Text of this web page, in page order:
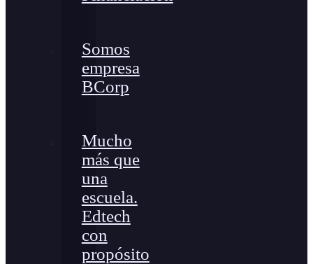
Somos
empresa
BCorp
Mucho
más que
una
escuela.
Edtech
con
propósito